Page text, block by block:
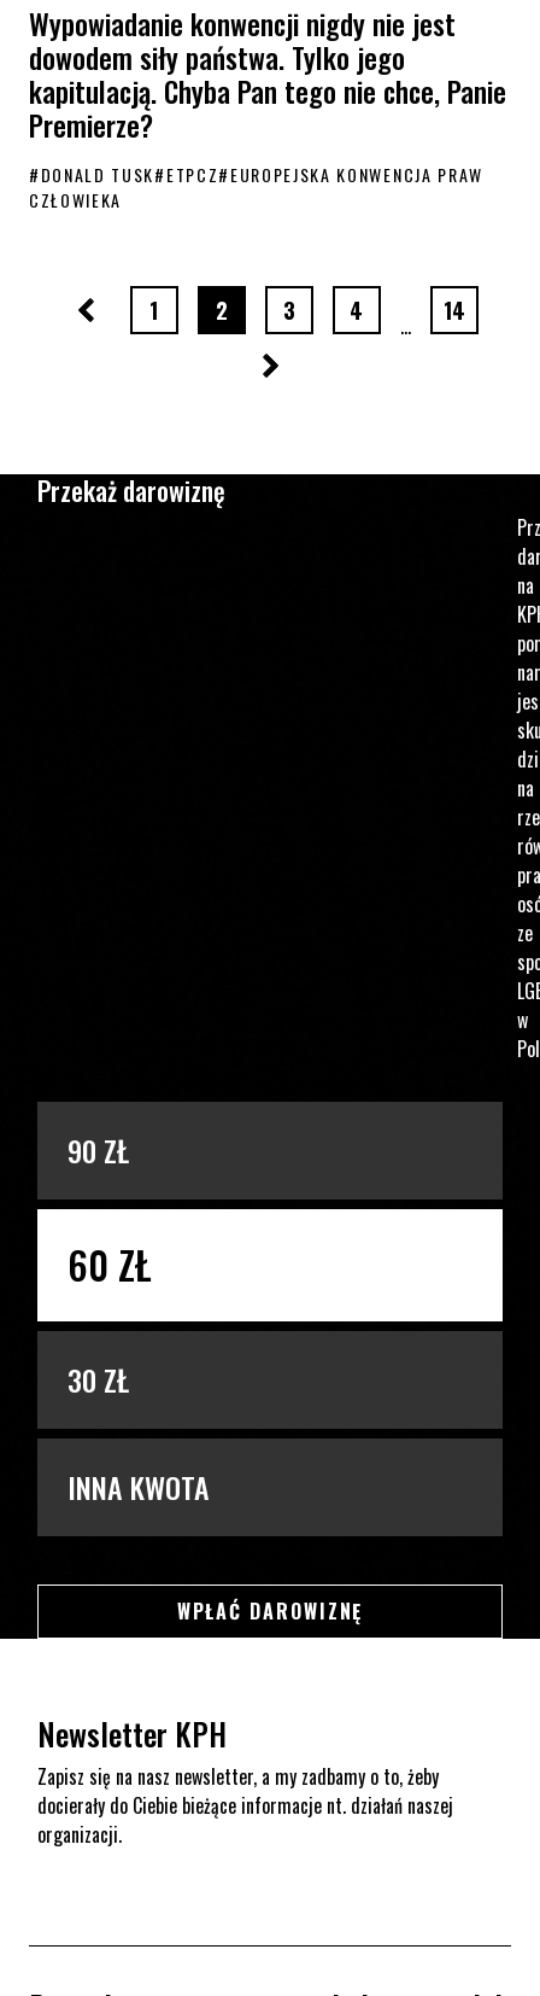
Wypowiadanie konwencji nigdy nie jest
dowodem siły państwa. Tylko jego
kapitulacją. Chyba Pan tego nie chce, Panie
Premierze?
#DONALD TUSK#ETPCZ#EUROPEJSKA KONWENCJA PRAW
CZŁOWIEKA
Poprzednia strona
strona numer
1 strona numer
2 strona numer
3 strona numer
4 …
strona
14
Następna strona
Przekaż darowiznę
na
na
ze
w
90 ZŁ
60 ZŁ
30 ZŁ
INNA KWOTA
PODAJ KWOTĘ
WPŁAĆ DAROWIZNĘ
Newsletter KPH
Zapisz się na nasz newsletter, a my zadbamy o to, żeby
docierały do Ciebie bieżące informacje nt. działań naszej
organizacji.